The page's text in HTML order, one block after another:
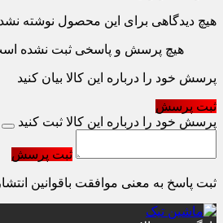
هیچ دیدگاهی برای این محصول نوشته
هیچ پرسش و پاسخی ثبت نشده
پرسش خود را درباره این کالا بیان کنید
ثبت پرسش
پرسش خود را درباره این کالا ثبت کنید
ثبت پرسش
ثبت پاسخ به معنی موافقت باقوانین